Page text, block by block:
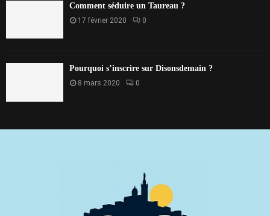
Comment séduire un Taureau ?
17 février 2020 0
Pourquoi s’inscrire sur Disonsdemain ?
8 mars 2020 0